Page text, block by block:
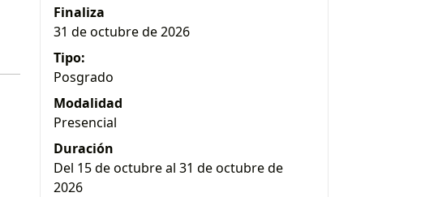
Finaliza
31 de octubre de 2026
Tipo:
Posgrado
Modalidad
Presencial
Duración
Del 15 de octubre al 31 de octubre de
2026